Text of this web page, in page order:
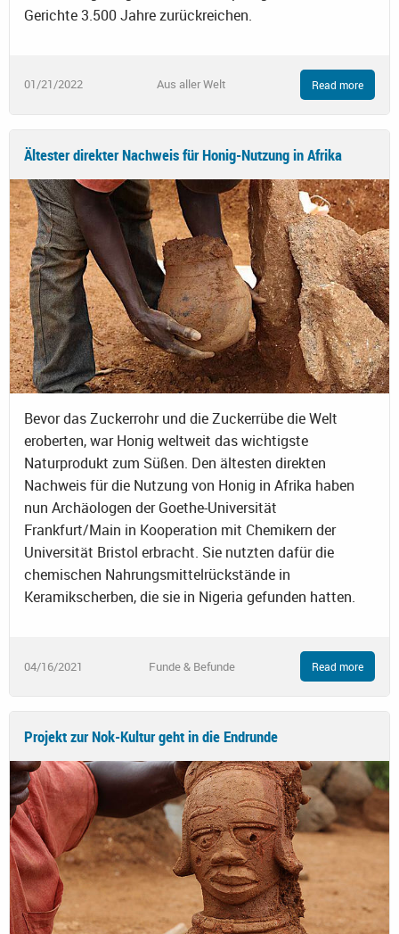
Gerichte 3.500 Jahre zurückreichen.
01/21/2022 Aus aller Welt Read more
Ältester direkter Nachweis für Honig-Nutzung in Afrika
Bevor das Zuckerrohr und die Zuckerrübe die Welt
eroberten, war Honig weltweit das wichtigste
Naturprodukt zum Süßen. Den ältesten direkten
Nachweis für die Nutzung von Honig in Afrika haben
nun Archäologen der Goethe-Universität
Frankfurt/Main in Kooperation mit Chemikern der
Universität Bristol erbracht. Sie nutzten dafür die
chemischen Nahrungsmittelrückstände in
Keramikscherben, die sie in Nigeria gefunden hatten.
04/16/2021 Funde & Befunde Read more
Projekt zur Nok-Kultur geht in die Endrunde